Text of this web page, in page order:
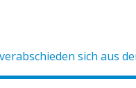
sich aus